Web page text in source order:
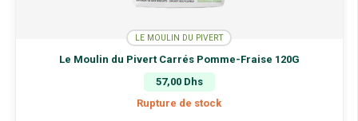
LE MOULIN DU PIVERT
Le Moulin du Pivert Carrés Pomme-Fraise 120G
57,00 Dhs
Rupture de stock